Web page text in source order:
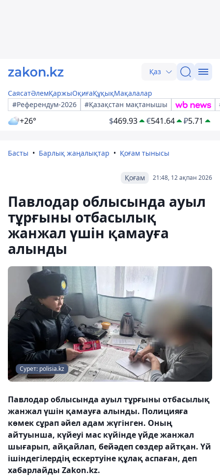
Қаз
СаясатӘлемҚаржыОқиғаҚұқықМақалалар
#Референдум-2026
#Қазақстан мақтанышы
+26° $469.93 €541.64 ₽5.71
Басты Барлық жаңалықтар Қоғам тынысы
21:48, 12 ақпан 2026
Қоғам
Павлодар облысында ауыл
тұрғыны отбасылық
жанжал үшін қамауға
алынды
Сурет: polisia.kz
Павлодар облысында ауыл тұрғыны отбасылық
жанжал үшін қамауға алынды. Полицияға
көмек сұрап әйел адам жүгінген. Оның
айтуынша, күйеуі мас күйінде үйде жанжал
шығарып, айқайлап, бейәдеп сөздер айтқан. Үй
ішіндегілердің ескертуіне құлақ аспаған, деп
хабарлайды Zakon.kz.